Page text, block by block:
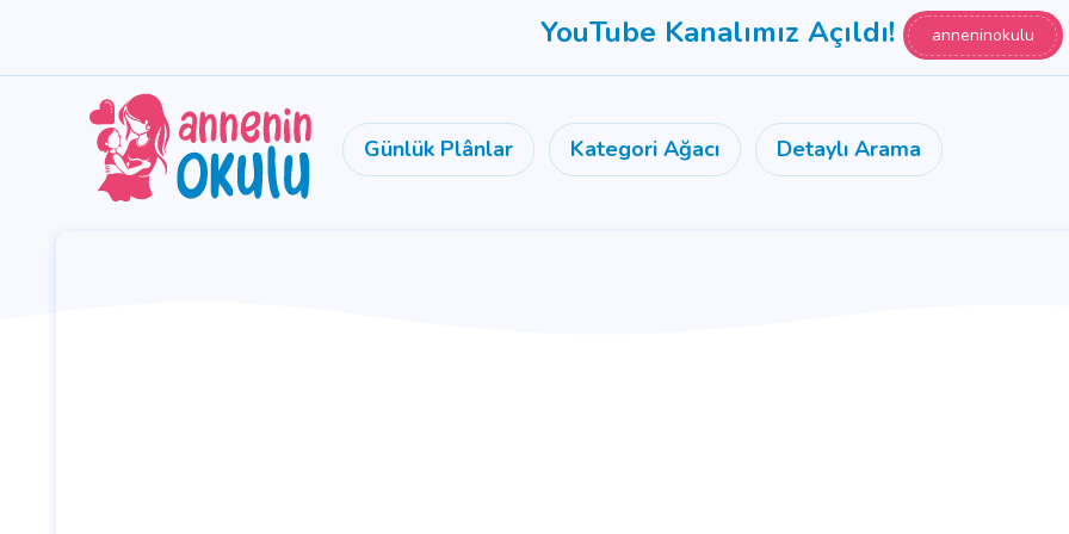
YouTube Kanalımız Açıldı! anneninokulu
Günlük Plânlar Kategori Ağacı Detaylı Arama